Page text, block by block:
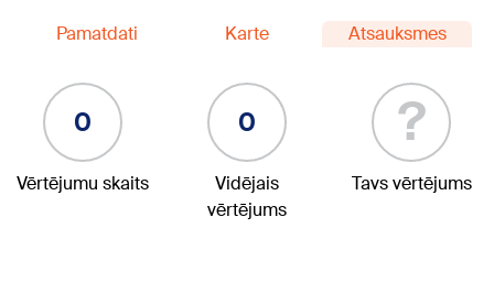
Pamatdati Karte Atsauksmes
0
Vērtējumu skaits
0
Vidējais
vērtējums
?
Tavs vērtējums